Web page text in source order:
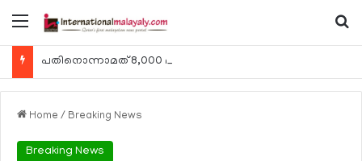
Menu
Home / Breaking News
Breaking News